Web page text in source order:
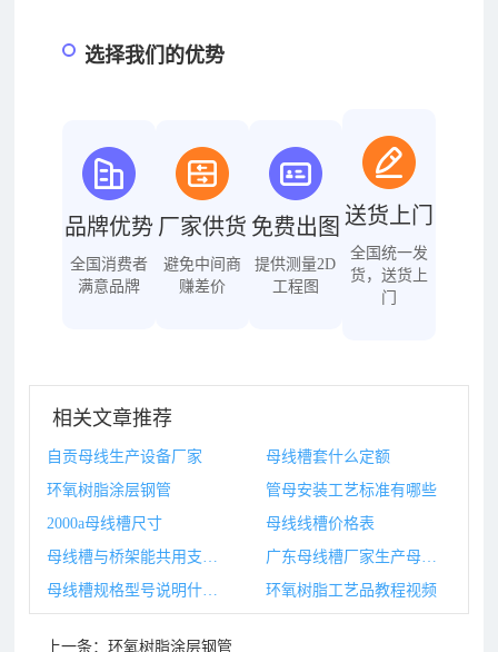
选择我们的优势
品牌优势
全国消费者
满意品牌
厂家供货
避免中间商
赚差价
免费出图
提供测量2D
工程图
送货上门
全国统一发
货，送货上
门
相关文章推荐
自贡母线生产设备厂家
母线槽套什么定额
环氧树脂涂层钢管
管母安装工艺标准有哪些
2000a母线槽尺寸
母线线槽价格表
广东母线槽厂家生产母线槽厂家
环氧树脂工艺品教程视频
上一条：环氧树脂涂层钢管